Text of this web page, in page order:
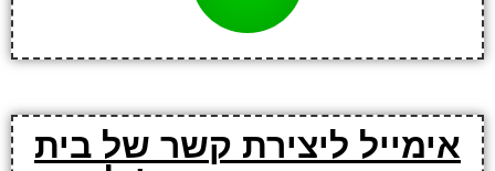
אימייל ליצירת קשר של בית